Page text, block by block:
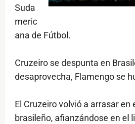
Suda
meric
ana de Fútbol.
Cruzeiro se despunta en
desaprovecha, Flamengo se
El Cruzeiro volvió a arrasar
brasileño, afianzándose en el